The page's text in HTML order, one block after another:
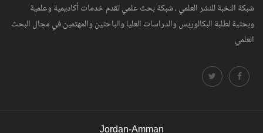
شبكة النخبة للنشر العلمي ، شبكة بحث علمي تقدم خدمات أكاديمية وعلمية
وبحثية لطلبة البكالوريس والدراسات العليا والباحثين والمهتمين في مجال البحث
العلمي